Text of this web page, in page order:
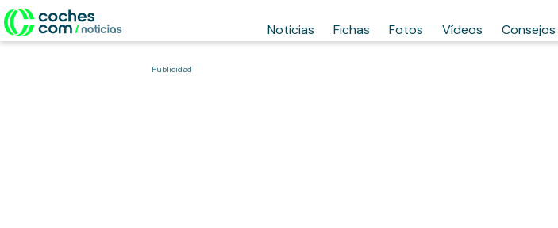
Noticias Fichas Fotos Vídeos Consejos
Publicidad